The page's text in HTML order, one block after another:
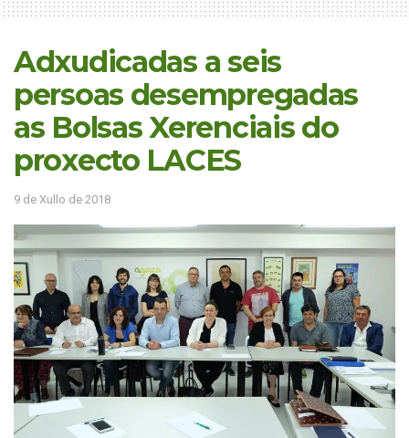
Adxudicadas a seis
persoas desempregadas
as Bolsas Xerenciais do
proxecto LACES
9 de Xullo de 2018